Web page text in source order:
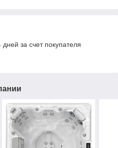
за счет покупателя